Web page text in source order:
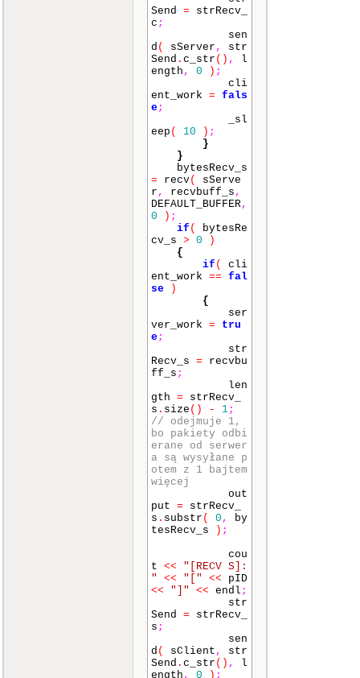
Send = strRecv_
c ;
sen
d ( sServer ,
str
Send . c_str () ,
l
ength , 0 ) ;
cli
ent_work = fals
e;
_sl
eep ( 10 ) ;
}
}
bytesRecv_s
= recv(
sServe
r , recvbuff_s ,
DEFAULT_BUFFER,
0
) ;
if (
bytesRe
cv_s > 0
)
{
if (
cli
ent_work == fal
se
)
{
ser
ver_work =
tru
e;
str
Recv_s = recvbu
ff_s ;
len
gth = strRecv_
s . size () - 1;
// odejmuje 1,
bo pakiety odbi
erane od serwer
a są wysyłane p
otem z 1 bajtem
więcej
out
put = strRecv_
s . substr ( 0 ,
by
tesRecv_s
) ;
cou
t <<
"[RECV S]:
"
<< "[" << pID
<<
"]" << endl ;
str
Send = strRecv_
s ;
sen
d ( sClient ,
str
Send . c_str () ,
l
ength , 0 ) ;